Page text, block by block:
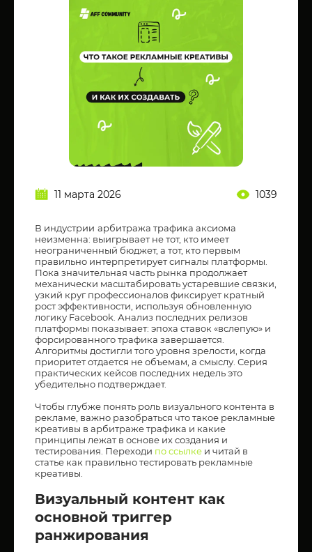
11 марта 2026 1039
В индустрии арбитража трафика аксиома
неизменна: выигрывает не тот, кто имеет
неограниченный бюджет, а тот, кто первым
правильно интерпретирует сигналы платформы.
Пока значительная часть рынка продолжает
механически масштабировать устаревшие связки,
узкий круг профессионалов фиксирует кратный
рост эффективности, используя обновленную
логику Facebook. Анализ последних релизов
платформы показывает: эпоха ставок «вслепую» и
форсированного трафика завершается.
Алгоритмы достигли того уровня зрелости, когда
приоритет отдается не объемам, а смыслу. Серия
практических кейсов последних недель это
убедительно подтверждает.
Чтобы глубже понять роль визуального контента в
рекламе, важно разобраться что такое рекламные
креативы в арбитраже трафика и какие
принципы лежат в основе их создания и
тестирования. Переходи по ссылке и читай в
статье как правильно тестировать рекламные
креативы.
Визуальный контент как
основной триггер
ранжирования